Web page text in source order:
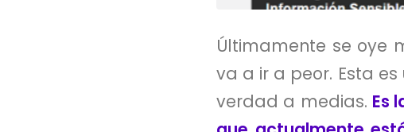
Últimamente se oye
va a ir a peor. Esta
verdad a medias. Es